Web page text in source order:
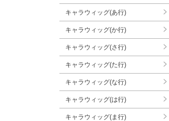
キャラウィッグ(あ行)
キャラウィッグ(か行)
キャラウィッグ(さ行)
キャラウィッグ(た行)
キャラウィッグ(な行)
キャラウィッグ(は行)
キャラウィッグ(ま行)